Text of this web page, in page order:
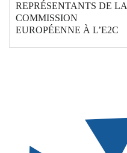
REPRÉSENTANTS DE LA
COMMISSION
EUROPÉENNE À L’E2C